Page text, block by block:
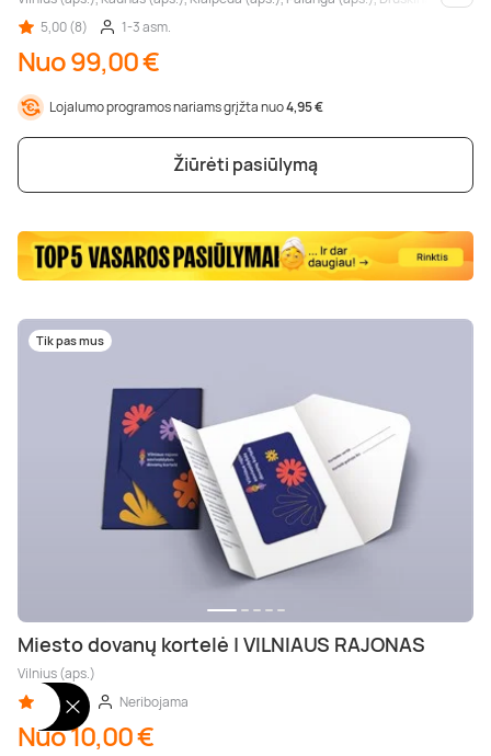
Kiti
5,00 (8)
1-3 asm.
Nuo 99,00 €
Lojalumo programos nariams grįžta nuo4,95 €
Žiūrėti pasiūlymą
Tik pas mus
Miesto dovanų kortelė | VILNIAUS RAJONAS
Vilnius (aps.)
5,00 (1)
Neribojama
Nuo 10,00 €